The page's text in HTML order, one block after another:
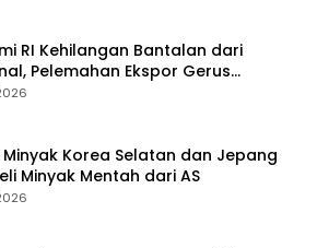
RI Kehilangan Bantalan dari
Pelemahan Ekspor Gerus
Minyak Korea Selatan dan Jepang
Minyak Mentah dari AS